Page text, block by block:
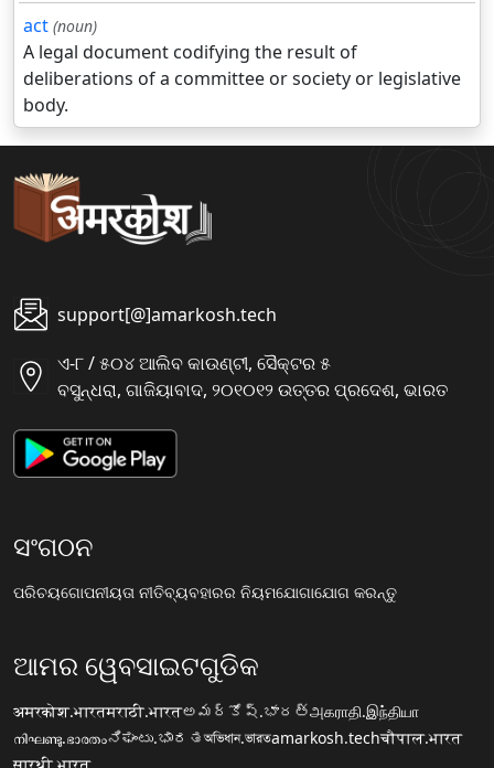
act (noun)
A legal document codifying the result of
deliberations of a committee or society or legislative
body.
support[@]amarkosh.tech
ଏ-୮ / ୫୦୪ ଆଲିବ କାଉଣ୍ଟୀ, ସୈକ୍ଟର ୫
ବସୁନ୍ଧରା, ଗାଜିୟାବାଦ, ୨୦୧୦୧୨ ଉତ୍ତର ପ୍ରଦେଶ, ଭାରତ
ସଂଗଠନ
ପରିଚୟଗୋପନୀୟତା ନୀତିବ୍ୟବହାରର ନିୟମଯୋଗାଯୋଗ କରନ୍ତୁ
ଆମର ୱେବସାଇଟଗୁଡିକ
अमरकोश.भारतमराठी.भारतఅమర్కోష్.భారత్அகராதி.இந்தியா
നിഘണ്ടു.ഭാരതംನಿಘಂಟು.ಭಾರತঅভিধান.ভারতamarkosh.techचौपाल.भारत